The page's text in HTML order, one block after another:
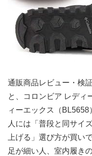
通販商品レビュー・検
と、コロンビア レディ
ィーエックス（BL5658
人には「普段と同サイ
上げる」選び方が買い
足が細い人、室内履き